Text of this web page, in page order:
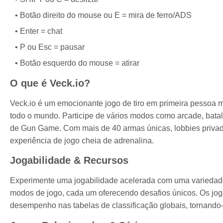
Botão direito do mouse ou E = mira de ferro/ADS
Enter = chat
P ou Esc = pausar
Botão esquerdo do mouse = atirar
O que é Veck.io?
Veck.io é um emocionante jogo de tiro em primeira pessoa
todo o mundo. Participe de vários modos como arcade,
de Gun Game. Com mais de 40 armas únicas, lobbies
experiência de jogo cheia de adrenalina.
Jogabilidade & Recursos
Experimente uma jogabilidade acelerada com uma
modos de jogo, cada um oferecendo desafios únicos. Os
desempenho nas tabelas de classificação globais,